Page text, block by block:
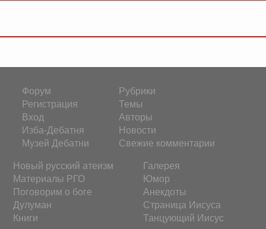
Форум
Регистрация
Вход
Изба-Дебатня
Музей Дебатни
Рубрики
Темы
Авторы
Новости
Свежие комментарии
Новый русский атеизм
Материалы РГО
Поговорим о боге
Дулуман
Книги
Галерея
Юмор
Анекдоты
Страница Иисуса
Танцующий Иисус